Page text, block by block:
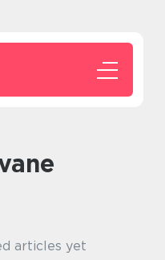
articles yet